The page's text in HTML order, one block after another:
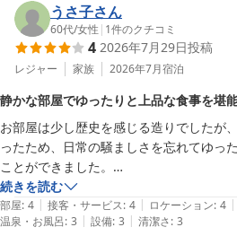
から頂いた貴重なご意見と受け止め再
頂ける味付けでご用意できるように努
たしましたお言葉を励みに更なるレベ
ので、是非また箱根にお越しになられ
のうのう箱根スタッフ一同
強羅温泉 強羅にごりの湯宿 のうのう
2026-08-02
うさ子さん
60代/女性 | 1件のクチコミ
4 2026年7月29日投稿
レジャー 家族 2026年7月宿泊
静かな部屋でゆったりと上品な食事を堪
お部屋は少し歴史を感じる造りでしたが
ったため、日常の騒ましさを忘れてゆっ
ことができました。
夕食・朝食のお料理は一品一品がとても
り、目でも楽しむことができました。ど
もに満足のいく内容でした。
続きを読む
部屋: 4 | 接客・サービス: 4 | ロケーション: 4 |
温泉・お風呂: 3 | 設備: 3 | 清潔さ: 3